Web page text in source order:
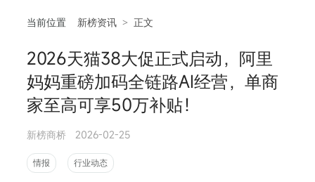
当前位置 新榜资讯 > 正文
2026天猫38大促正式启动，阿里
妈妈重磅加码全链路AI经营，单商
家至高可享50万补贴！
新榜商桥 2026-02-25
情报 行业动态